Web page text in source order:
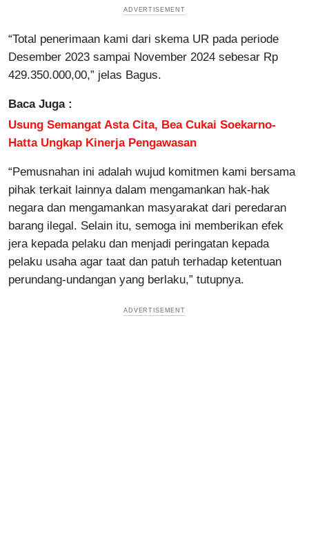
“Total penerimaan kami dari skema UR pada periode
Desember 2023 sampai November 2024 sebesar Rp
429.350.000,00,” jelas Bagus.
Baca Juga :
Usung Semangat Asta Cita, Bea Cukai Soekarno-
Hatta Ungkap Kinerja Pengawasan
“Pemusnahan ini adalah wujud komitmen kami bersama
pihak terkait lainnya dalam mengamankan hak-hak
negara dan mengamankan masyarakat dari peredaran
barang ilegal. Selain itu, semoga ini memberikan efek
jera kepada pelaku dan menjadi peringatan kepada
pelaku usaha agar taat dan patuh terhadap ketentuan
perundang-undangan yang berlaku,” tutupnya.